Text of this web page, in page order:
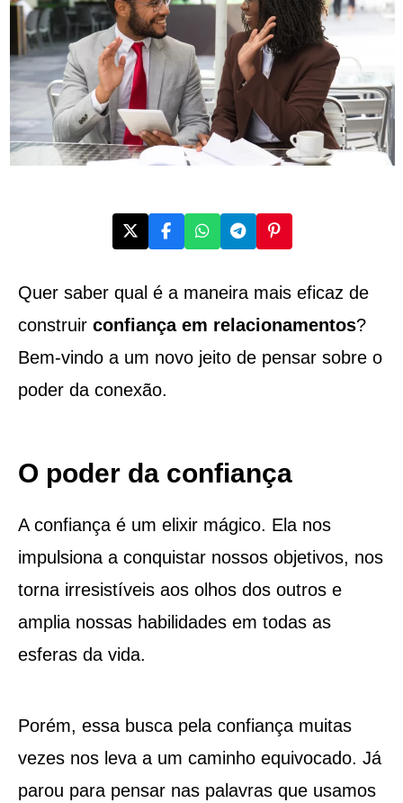
Quer saber qual é a maneira mais eficaz de
construirconfiança em relacionamentos?
Bem-vindo a um novo jeito de pensar sobre o
poder da conexão.
O poder da confiança
A confiança é um elixir mágico. Ela nos
impulsiona a conquistar nossos objetivos, nos
torna irresistíveis aos olhos dos outros e
amplia nossas habilidades em todas as
esferas da vida.
Porém, essa busca pela confiança muitas
vezes nos leva a um caminho equivocado. Já
parou para pensar nas palavras que usamos